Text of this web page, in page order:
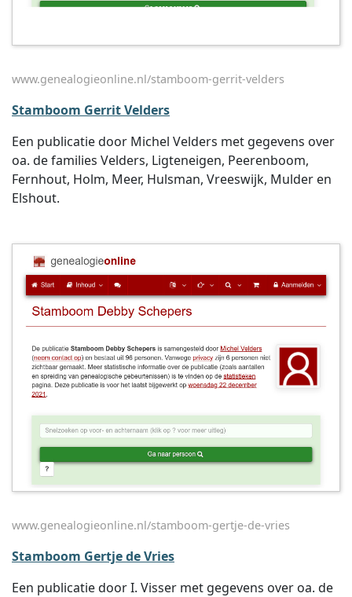
www.genealogieonline.nl/stamboom-gerrit-velders
Stamboom Gerrit Velders
Een publicatie door Michel Velders met gegevens over
oa. de families Velders, Ligteneigen, Peerenboom,
Fernhout, Holm, Meer, Hulsman, Vreeswijk, Mulder en
Elshout.
www.genealogieonline.nl/stamboom-gertje-de-vries
Stamboom Gertje de Vries
Een publicatie door I. Visser met gegevens over oa. de